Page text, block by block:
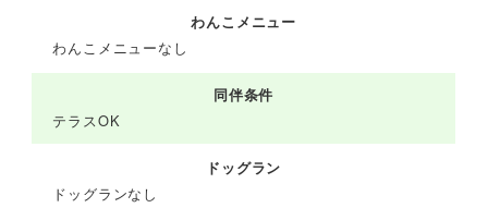
わんこメニュー
わんこメニューなし
同伴条件
テラスOK
ドッグラン
ドッグランなし